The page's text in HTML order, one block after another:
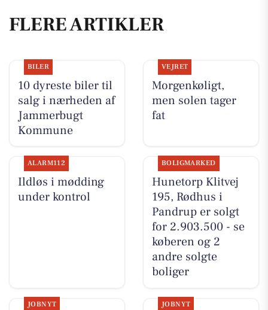
FLERE ARTIKLER
BILER
10 dyreste biler til
salg i nærheden af
Jammerbugt
Kommune
VEJRET
Morgenkøligt,
men solen tager
fat
ALARM112
Ildløs i mødding
under kontrol
BOLIGMARKED
Hunetorp Klitvej
195, Rødhus i
Pandrup er solgt
for 2.903.500 - se
køberen og 2
andre solgte
boliger
JOBNYT JOBNYT